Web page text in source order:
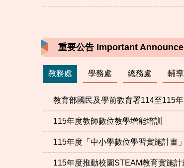
重要公告 Important
教務處 學務處 總務處 輔
教育部國民及學前教育署114至115
115年度教師數位教學增能培訓
115年度「中小學數位學習實施計畫
115年度推動校園STEAM教育實施